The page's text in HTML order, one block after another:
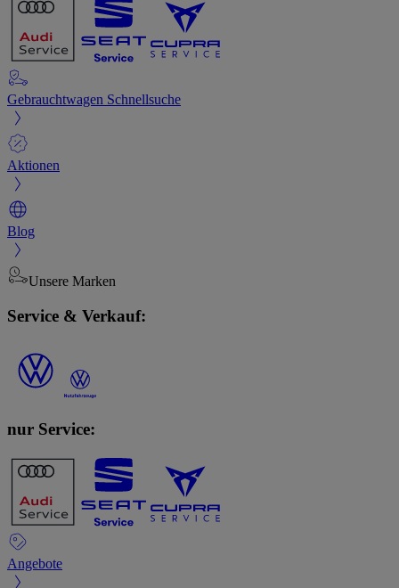
Gebrauchtwagen Schnellsuche
Aktionen
Blog
Unsere Marken
Service & Verkauf:
nur Service:
Angebote